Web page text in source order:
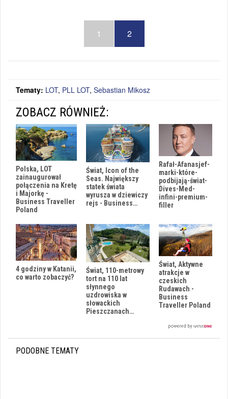
1 2
Tematy: LOT, PLL LOT, Sebastian Mikosz
ZOBACZ RÓWNIEŻ:
Polska, LOT
zainaugurował
połączenia na Kretę
i Majorkę -
Business Traveller
Poland
Świat, Icon of the
Seas. Największy
statek świata
wyrusza w dziewiczy
rejs - Business…
Rafał-Afanasjef-
marki-które-
podbijają-świat-
Dives-Med-
infini-premium-
filler
4 godziny w Katanii,
co warto zobaczyć?
Świat, 110-metrowy
tort na 110 lat
słynnego
uzdrowiska w
słowackich
Pieszczanach…
Świat, Aktywne
atrakcje w
czeskich
Rudawach -
Business
Traveller Poland
PODOBNE TEMATY